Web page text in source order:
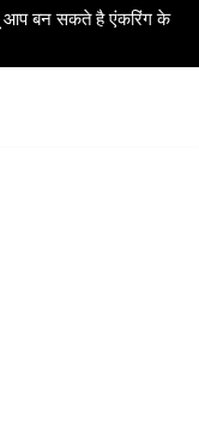
आप बन सकते है एंकरिंग के